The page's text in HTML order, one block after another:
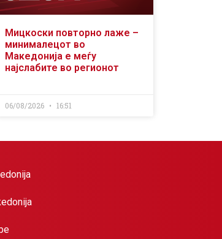
Мицкоски повторно лаже –
минималецот во
Македонија е меѓу
најслабите во регионот
06/08/2026 16:51